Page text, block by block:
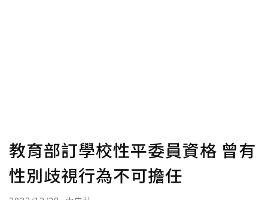
教育部訂學校性平委員資格 曾有
性別歧視行為不可擔任